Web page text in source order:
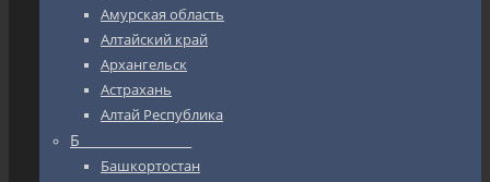
Амурская область
Алтайский край
Архангельск
Астрахань
Алтай Республика
Б_________________
Башкортостан